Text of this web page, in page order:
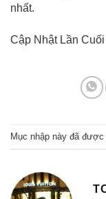
nhất.
Cập Nhật Lần
Mục nhập này đã được